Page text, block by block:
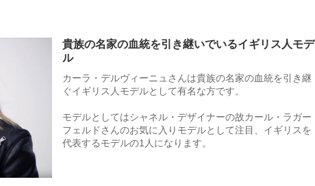
貴族の名家の血統を引き継いでいるイギリス人モデ
ル
カーラ・デルヴィーニュさんは貴族の名家の血統を引き継
ぐイギリス人モデルとして有名な方です。
モデルとしてはシャネル・デザイナーの故カール・ラガー
フェルドさんのお気に入りモデルとして注目、イギリスを
代表するモデルの1人になります。